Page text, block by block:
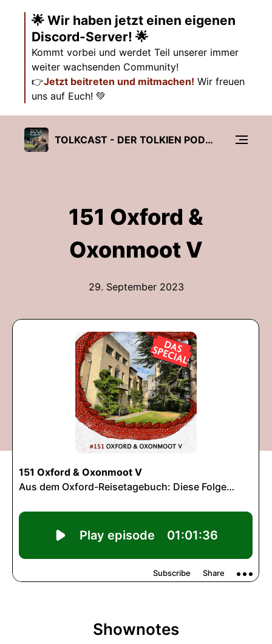
🌟 Wir haben jetzt einen eigenen
Discord-Server! 🌟
Kommt vorbei und werdet Teil unserer immer
weiter wachsenden Community!
👉Jetzt beitreten und mitmachen! Wir freuen
uns auf Euch! 💚
TOLKCAST - DER TOLKIEN PODCAST
151 Oxford &
Oxonmoot V
29. September 2023
Shownotes